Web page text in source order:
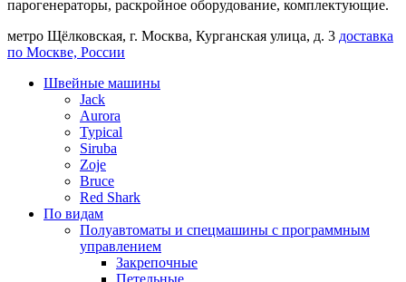
парогенераторы, раскройное оборудование, комплектующие.
метро Щёлковская, г. Москва, Курганская улица, д. 3 доставка
по Москве, России
Швейные машины
Jack
Aurora
Typical
Siruba
Zoje
Bruce
Red Shark
По видам
Полуавтоматы и спецмашины с программным
управлением
Закрепочные
Петельные